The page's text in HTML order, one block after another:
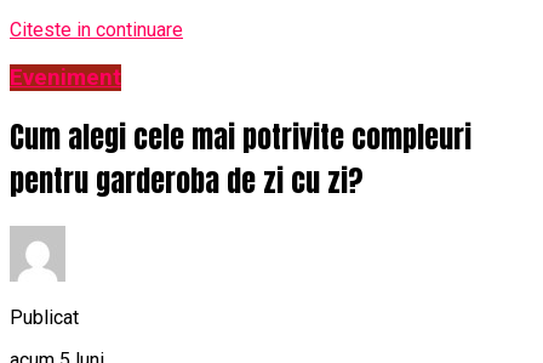
Citeste in continuare
Eveniment
Cum alegi cele mai potrivite compleuri
pentru garderoba de zi cu zi?
Publicat